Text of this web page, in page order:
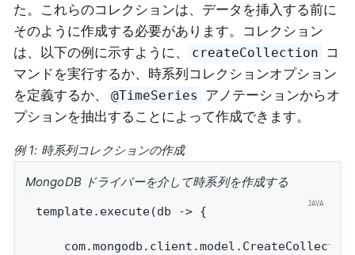
た。これらのコレクションは、データを挿入する前に
そのように作成する必要があります。コレクション
は、以下の例に示すように、
createCollection
コ
マンドを実行するか、時系列コレクションオプション
を定義するか、
@TimeSeries
アノテーションからオ
プションを抽出することによって作成できます。
例 1: 時系列コレクションの作成
MongoDB ドライバーを介して時系列を作成する
template.execute(db -> {